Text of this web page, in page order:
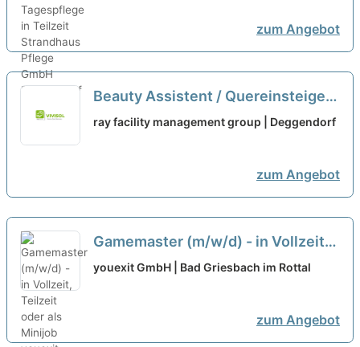
zum Angebot
Beauty Assistent / Quereinsteiger
(m/w/d) Teilzeit
ray facility management group | Deggendorf
zum Angebot
Gamemaster (m/w/d) - in Vollzeit,
Teilzeit oder als Minijob
youexit GmbH | Bad Griesbach im Rottal
zum Angebot